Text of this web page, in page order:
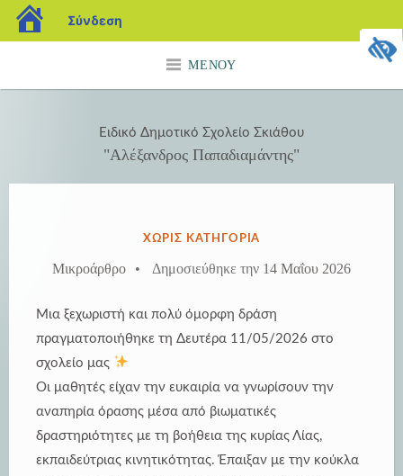
ΜΕΝΟΎ
Ειδικό Δημοτικό Σχολείο Σκιάθου
"Αλέξανδρος Παπαδιαμάντης"
ΔΗΜΟΣΙΕΎΘΗΚΕ
ΧΩΡΊΣ ΚΑΤΗΓΟΡΊΑ
Μικροάρθρο • Δημοσιεύθηκε την 14 Μαΐου 2026
Μια ξεχωριστή και πολύ όμορφη δράση
πραγματοποιήθηκε τη Δευτέρα 11/05/2026 στο
σχολείο μας
Οι μαθητές είχαν την ευκαιρία να γνωρίσουν την
αναπηρία όρασης μέσα από βιωματικές
δραστηριότητες με τη βοήθεια της κυρίας Λίας,
εκπαιδεύτριας κινητικότητας. Έπαιξαν με την κούκλα
blogs.sch.gr
Σύνδεση